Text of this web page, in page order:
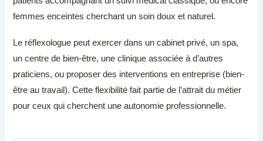
femmes enceintes cherchant un soin doux et naturel.
Le réflexologue peut exercer dans un cabinet privé, un spa,
un centre de bien-être, une clinique associée à d’autres
praticiens, ou proposer des interventions en entreprise (bien-
être au travail). Cette flexibilité fait partie de l’attrait du métier
pour ceux qui cherchent une autonomie professionnelle.